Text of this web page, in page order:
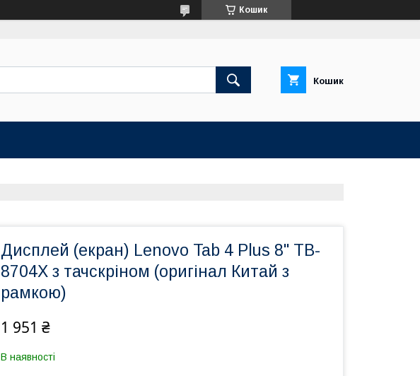
Кошик
Кошик
Дисплей (екран) Lenovo Tab 4 Plus 8" TB-
8704X з тачскріном (оригінал Китай з
рамкою)
1 951 ₴
В наявності